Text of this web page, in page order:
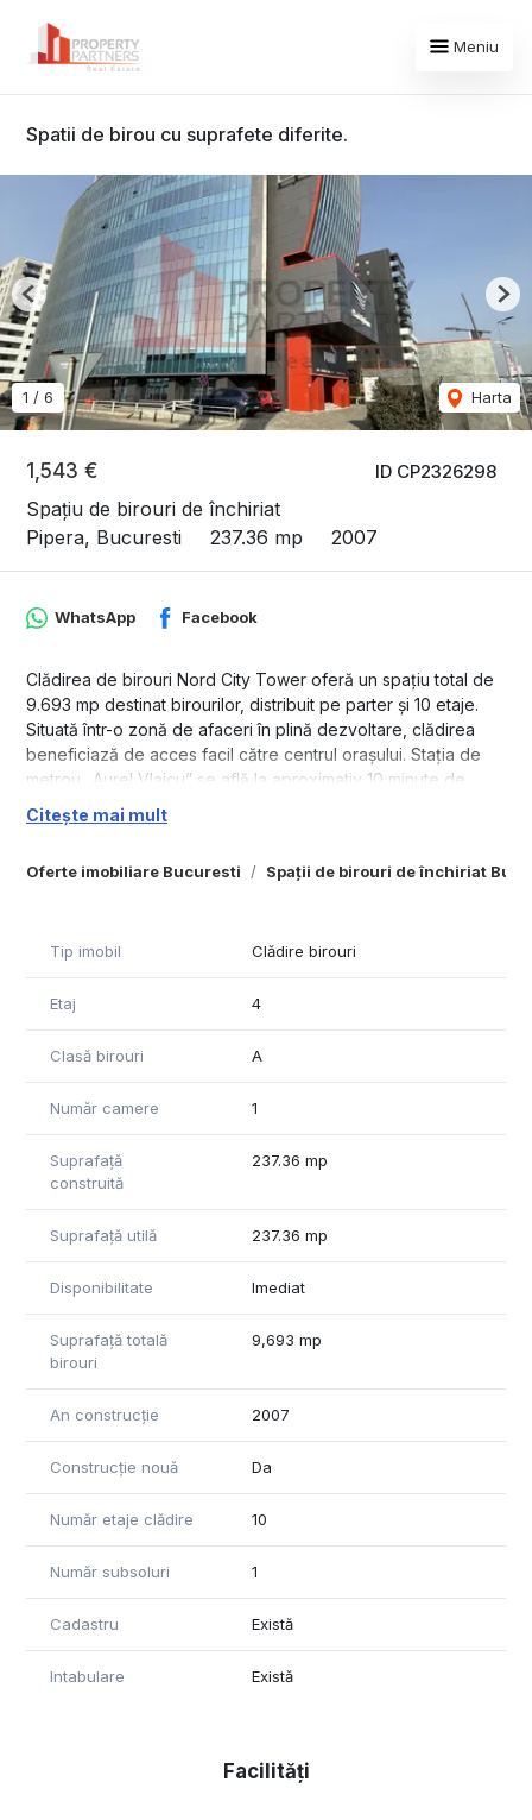
Meniu
Spatii de birou cu suprafete diferite.
ID CP2326298
1,543 €
Spațiu de birouri de închiriat
Pipera, Bucuresti
237.36 mp 2007
1 / 6 Harta
Previous
Oferte imobiliare Bucuresti Spații de birouri de închiriat
WhatsApp Facebook
Clădirea de birouri Nord City Tower oferă un spațiu total de
9.693 mp destinat birourilor, distribuit pe parter și 10 etaje.
Situată într-o zonă de afaceri în plină dezvoltare, clădirea
beneficiază de acces facil către centrul orașului. Stația de
metrou „Aurel Vlaicu” se află la aproximativ 10 minute de
mers pe jos, iar în apropiere există numeroase facilități,
precum restaurante, cafenele, hoteluri și centre comerciale.
205.88.45 mp + 31.48 mp suprafetele comune.
- Mentenanta: 5.5 Euro/mp ( acopera toate costurle de
incalzire, racire a spatiului) , separat se mai plateste curentul
electric.
- Suprafață totală birouri: 9.693 mp
- Niveluri: 10 etaje supraterane + 1 nivel subteran
Clădirea dispune de o fațadă vitrată pe laturile est și vest,
asigurând un aport optim de lumină naturală. Spațiile sunt
flexibile, organizate în jurul unui nucleu central ce facilitează
circulația verticală și permit amenajări personalizate.
Citește mai mult
Tip imobil Clădire birouri
Etaj 4
Clasă birouri A
Număr camere 1
Suprafață
construită
237.36 mp
Suprafață utilă 237.36 mp
Disponibilitate Imediat
Suprafață totală
birouri
9,693 mp
An construcție 2007
Construcție nouă Da
Număr etaje clădire 10
Număr subsoluri 1
Cadastru Există
Intabulare Există
Facilități